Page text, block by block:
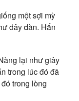
một sợi mỳ
dây đàn. Hắn
lại như giây
trong lúc đó đã
trong lòng